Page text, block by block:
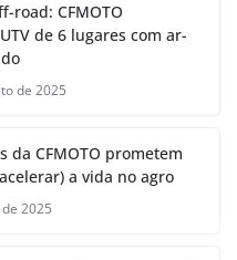
road: CFMOTO
de 6 lugares com ar-
de 2025
da CFMOTO prometem
a vida no agro
2025